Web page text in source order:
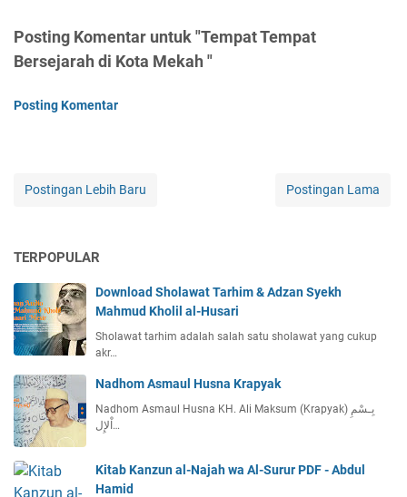
Posting Komentar untuk "Tempat Tempat
Bersejarah di Kota Mekah "
Posting Komentar
Postingan Lebih Baru Postingan Lama
TERPOPULAR
Download Sholawat Tarhim & Adzan Syekh
Mahmud Kholil al-Husari
Sholawat tarhim adalah salah satu sholawat yang cukup
akr…
Nadhom Asmaul Husna Krapyak
Nadhom Asmaul Husna KH. Ali Maksum (Krapyak) بِـسْمِ
اْلإِل…
Kitab Kanzun al-Najah wa Al-Surur PDF - Abdul
Hamid